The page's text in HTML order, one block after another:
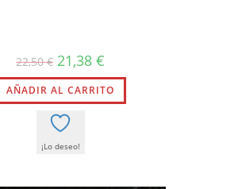
22,50€ El
precio
original
era:
22,50 €.
21,38 €
actual
es:
21,38 €.
AÑADIR AL CARRITO
¡Lo deseo!